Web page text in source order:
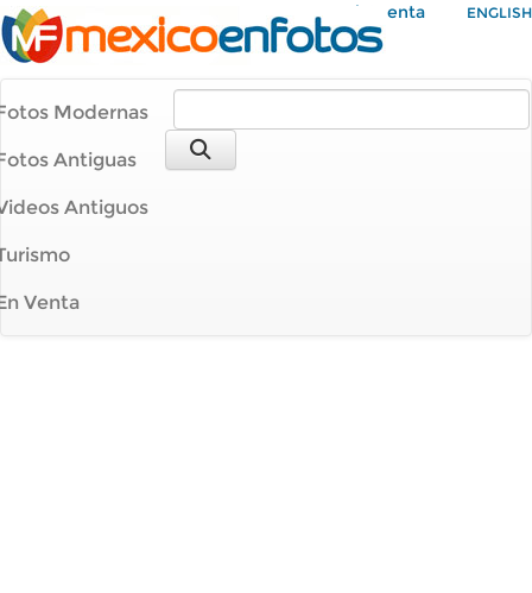
Mi Cuenta ENGLISH
Modernas
Antiguas
Antiguos
Venta